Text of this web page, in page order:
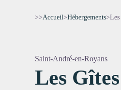
>>Accueil>Hébergements>
Saint-André-en-Royans
Les